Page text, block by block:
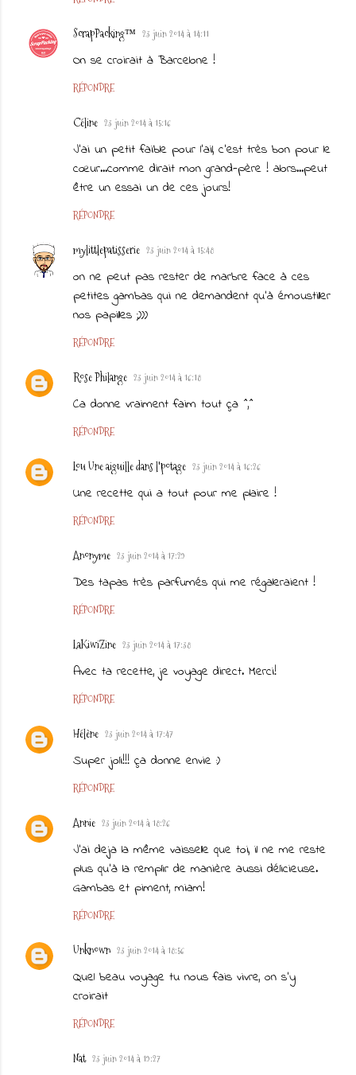
ScrapPacking™ 23 juin 2014 à 14:11
On se croirait à Barcelone !
RÉPONDRE
Céline 23 juin 2014 à 15:16
J'ai un petit faible pour l'ail, c'est très bon pour le
cœur...comme dirait mon grand-père ! alors...peut
être un essai un de ces jours!
RÉPONDRE
mylittlepatisserie 23 juin 2014 à 15:48
on ne peut pas rester de marbre face à ces
petites gambas qui ne demandent qu'à émoustiller
nos papilles ;)))
RÉPONDRE
Rose Philange 23 juin 2014 à 16:18
Ca donne vraiment faim tout ça ^,^
RÉPONDRE
Lou Une aiguille dans l'potage 23 juin 2014 à 16:26
Une recette qui a tout pour me plaire !
RÉPONDRE
Anonyme 23 juin 2014 à 17:29
Des tapas très parfumés qui me régaleraient !
RÉPONDRE
LaKiwiZine 23 juin 2014 à 17:38
Avec ta recette, je voyage direct. Merci!
RÉPONDRE
Hélène 23 juin 2014 à 17:47
Super joli!!! ça donne envie :)
RÉPONDRE
Annie 23 juin 2014 à 18:26
J'ai deja la même vaisselle que toi, il ne me reste
plus qu'à la remplir de manière aussi délicieuse.
Gambas et piment, miam!
RÉPONDRE
Unknown 23 juin 2014 à 18:56
Quel beau voyage tu nous fais vivre, on s'y
croirait
RÉPONDRE
Nat 23 juin 2014 à 19:27